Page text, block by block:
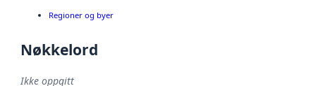
Regioner og byer
Nøkkelord
Ikke oppgitt